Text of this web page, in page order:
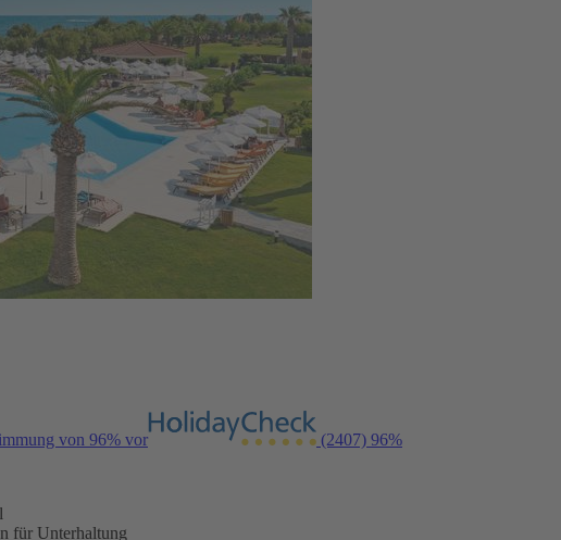
von 96% vor (2407) 96%
für Unterhaltung